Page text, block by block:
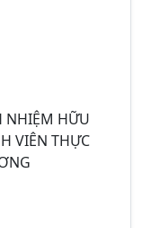
NHIỆM HỮU
VIÊN THỰC